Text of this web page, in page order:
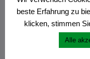
beste Erfahrung zu
klicken, stimmen
Alle